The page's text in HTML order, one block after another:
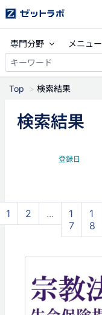
専門分野 メニュー
Top 検索結果
検索結果
登録日
1 2 ...
1
7
1
8